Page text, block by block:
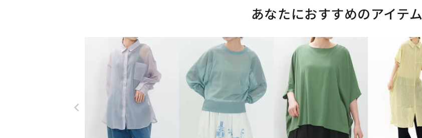
あなたにおすすめのアイテム